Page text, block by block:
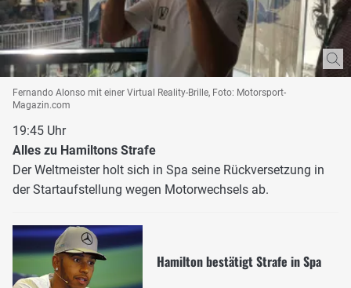
Fernando Alonso mit einer Virtual Reality-Brille, Foto: Motorsport-
Magazin.com
19:45 Uhr
Alles zu Hamiltons Strafe
Der Weltmeister holt sich in Spa seine Rückversetzung in
der Startaufstellung wegen Motorwechsels ab.
Hamilton bestätigt Strafe in Spa